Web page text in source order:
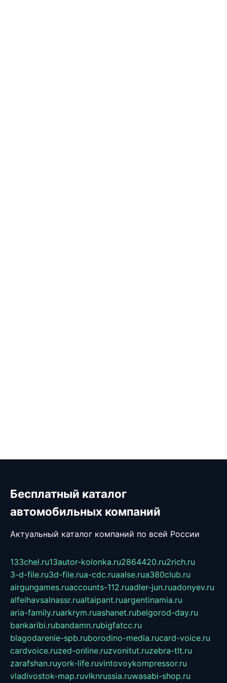
Бесплатный каталог
автомобильных компаний
Актуальный каталог компаний по всей России
133chel.ru13autor-kolonka.ru2864420.ru2rich.ru
3-d-file.ru3d-file.rua-cdc.ruaalse.rua380club.ru
airgungames.ruaccounts-112.ruadler-jun.ruadonyev.ru
alfeihavsalnassr.rualtaipant.ruargentinamia.ru
aria-family.ruarkrym.ruashanet.rubelgorod-day.ru
bankaribi.rubandamn.rubigfatcc.ru
blagodarenie-spb.ruborodino-media.rucard-voice.ru
cardvoice.ruzed-online.ruzvonitut.ruzebra-tlt.ru
zarafshan.ruyork-life.ruvintovoykompressor.ru
vladivostok-map.ruvlknrussia.ruwasabi-shop.ru